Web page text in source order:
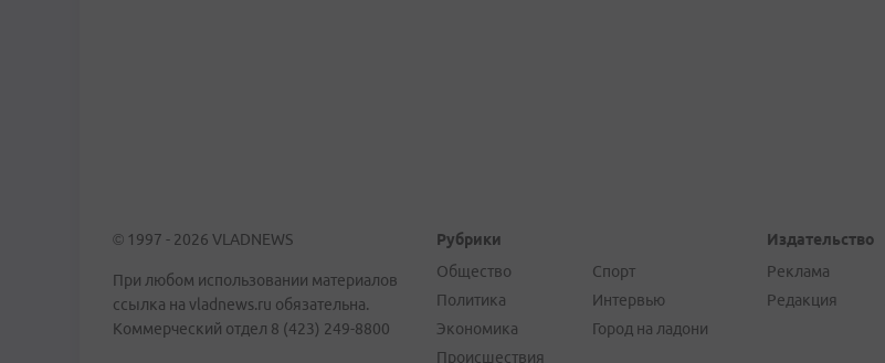
© 1997 - 2026 VLADNEWS
При любом использовании материалов
ссылка на vladnews.ru обязательна.
Коммерческий отдел 8 (423) 249-8800
Рубрики
Общество
Политика
Экономика
Происшествия
Спорт
Интервью
Город на ладони
Издательство
Реклама
Редакция